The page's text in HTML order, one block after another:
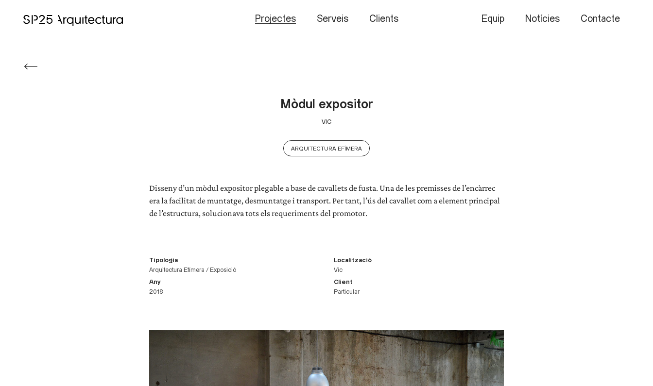
Projectes Serveis Clients Equip Notícies Contacte
Mòdul expositor
VIC
ARQUITECTURA EFÍMERA
Disseny d’un mòdul expositor plegable a base de cavallets de fusta. Una de les premisses de l’encàrrec
era la facilitat de muntatge, desmuntatge i transport. Per tant, l’ús del cavallet com a element principal
de l’estructura, solucionava tots els requeriments del promotor.
Tipologia
Arquitectura Efímera / Exposició
Any
2018
Localització
Vic
Client
Particular